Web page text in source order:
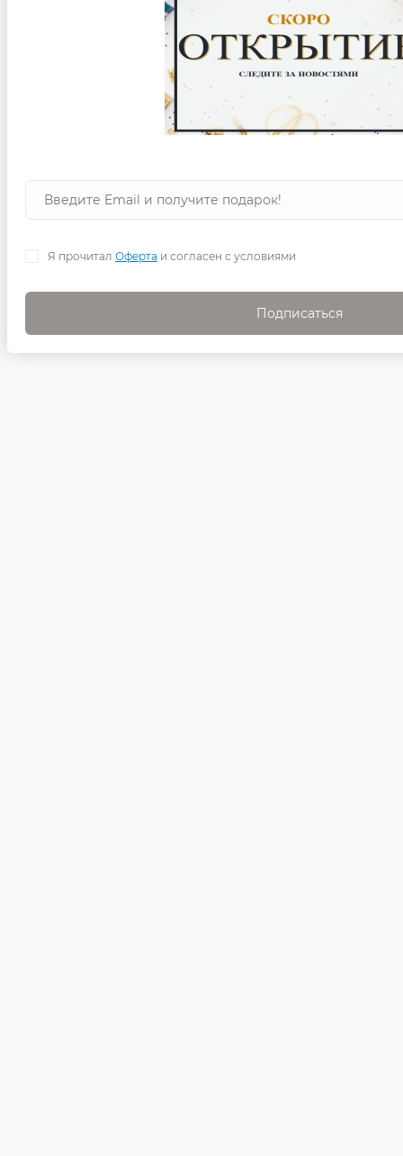
Я прочитал Оферта и согласен с условиями
Подписаться